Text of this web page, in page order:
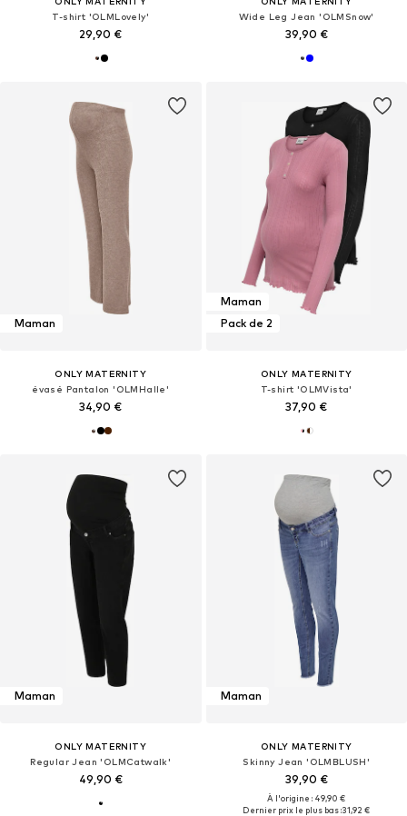
T-shirt 'OLMLovely'
29,90 €
Wide Leg Jean 'OLMSnow'
39,90 €
Maman
ONLY MATERNITY
évasé Pantalon 'OLMHalle'
34,90 €
Maman
Pack de 2
ONLY MATERNITY
T-shirt 'OLMVista'
37,90 €
Maman
ONLY MATERNITY
Regular Jean 'OLMCatwalk'
49,90 €
Maman
ONLY MATERNITY
Skinny Jean 'OLMBLUSH'
39,90 €
À l'origine : 49,90 €
Dernier prix le plus bas :31,92 €